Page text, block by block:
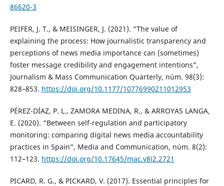
86620-3
PEIFER, J. T., & MEISINGER, J. (2021). “The value of
explaining the process: How journalistic transparency and
perceptions of news media importance can (sometimes)
foster message credibility and engagement intentions”,
Journalism & Mass Communication Quarterly, núm. 98(3):
828–853. https://doi.org/10.1177/10776990211012953
PÉREZ-DÍAZ, P. L., ZAMORA MEDINA, R., & ARROYAS LANGA,
E. (2020). “Between self-regulation and participatory
monitoring: comparing digital news media accountability
practices in Spain”, Media and Communication, núm. 8(2):
112–123. https://doi.org/10.17645/mac.v8i2.2721
PICARD, R. G., & PICKARD, V. (2017). Essential principles for